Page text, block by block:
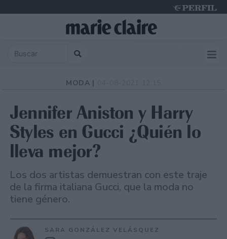
MODA |
Jennifer Aniston y Harry
Styles en Gucci ¿Quién lo
lleva mejor?
Los dos artistas demuestran con este traje
de la firma italiana Gucci, que la moda no
tiene género.
SARA GONZÁLEZ VELÁSQUEZ